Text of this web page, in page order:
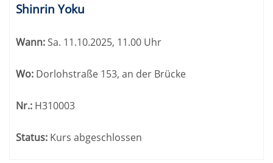
Shinrin Yoku
Wann:Sa. 11.10.2025, 11.00 Uhr
Wo: Dorlohstraße 153, an der Brücke
Nr.: H310003
Status: Kurs abgeschlossen